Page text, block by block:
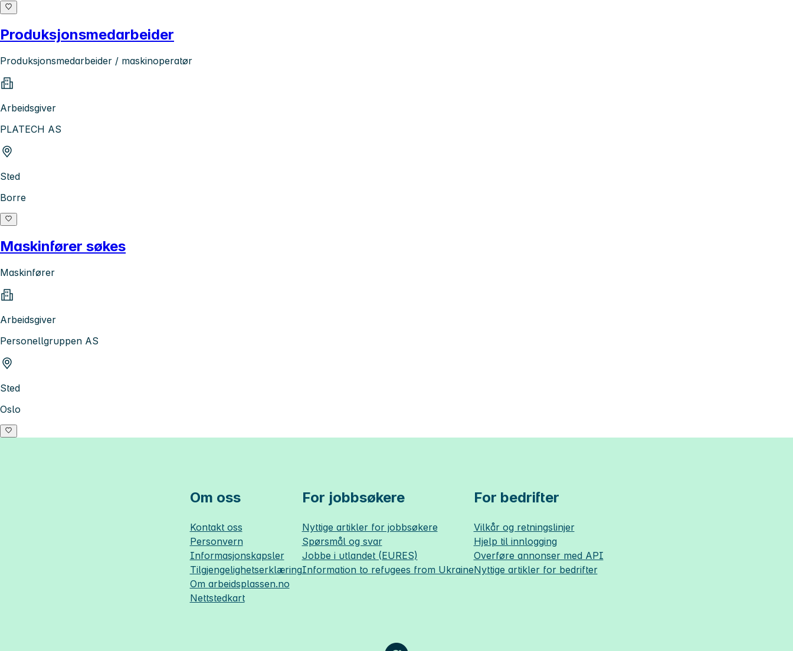
Produksjonsmedarbeider
Produksjonsmedarbeider / maskinoperatør
Arbeidsgiver
PLATECH AS
Sted
Borre
Maskinfører søkes
Maskinfører
Arbeidsgiver
Personellgruppen AS
Sted
Oslo
Om oss
Kontakt oss
Personvern
Informasjonskapsler
Tilgjengelighetserklæring
Om arbeidsplassen.no
Nettstedkart
For jobbsøkere
Nyttige artikler for jobbsøkere
Spørsmål og svar
Jobbe i utlandet (EURES)
Information to refugees from Ukraine
For bedrifter
Vilkår og retningslinjer
Hjelp til innlogging
Overføre annonser med API
Nyttige artikler for bedrifter